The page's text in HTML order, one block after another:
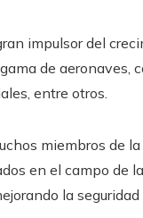
impulsor del
de aeronaves,
entre otros.
miembros de
en el campo de
la